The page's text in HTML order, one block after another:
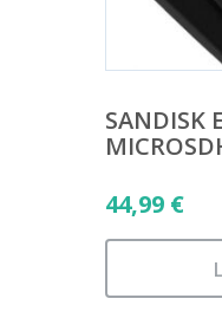
SANDISK
44,99 €